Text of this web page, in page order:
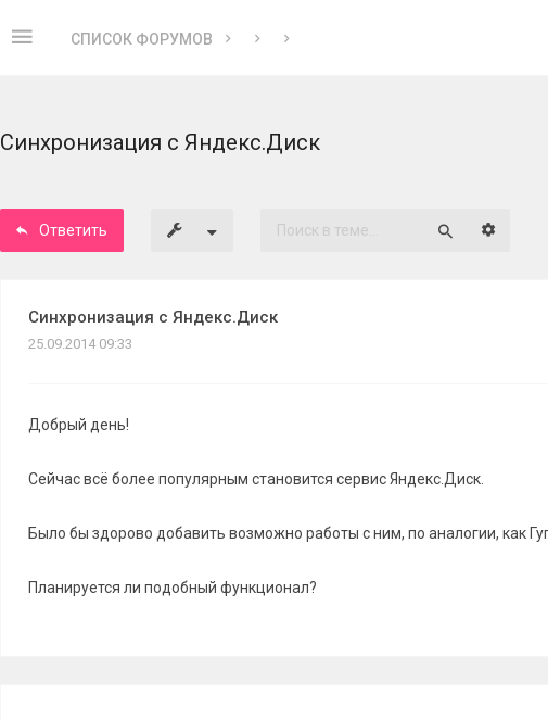
СПИСОК ФОРУМОВ
Синхронизация с Яндекс.Диск
Ответить
Синхронизация с Яндекс.Диск
25.09.2014 09:33
Добрый день!
Сейчас всё более популярным становится сервис Яндекс.Диск.
Было бы здорово добавить возможно работы с ним, по аналогии, как
Планируется ли подобный функционал?